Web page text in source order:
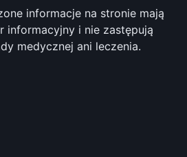
informacje na stronie mają
informacyjny i nie zastępują
medycznej ani leczenia.